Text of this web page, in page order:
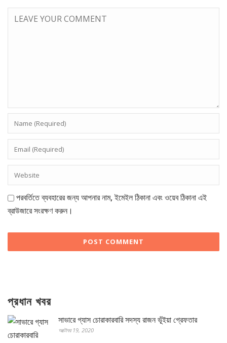
পরবর্তিতে ব্যবহারের জন্য আপনার নাম, ইমেইল ঠিকানা এবং ওয়েব ঠিকানা এই
ব্রাউজারে সংরক্ষণ করুন।
প্রধান খবর
সাভারে গ্যাস চোরাকারবারি সদস্য রাজন ভূঁইয়া গ্রেফতার
অক্টোবর 19, 2020